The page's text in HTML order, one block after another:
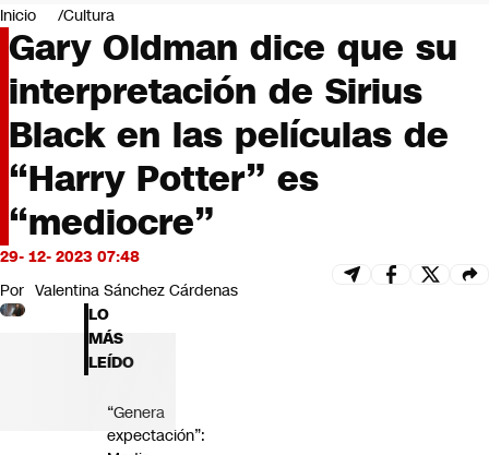
Negocios
Deportes
Programas completos
Cultura
Servicios
Bits
CNN tiempo
Futuro 360
Opinión
Inicio Cultura
Gary Oldman dice que su
interpretación de Sirius
Black en las películas de
“Harry Potter” es
“mediocre”
29- 12- 2023 07:48
Por Valentina Sánchez Cárdenas
LO
MÁS
LEÍDO
“Genera
expectación”: